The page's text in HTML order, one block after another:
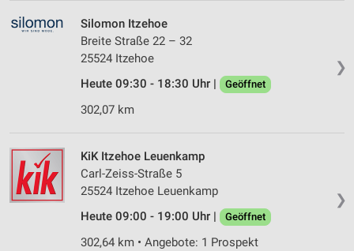
❯
Silomon Itzehoe
Breite Straße 22 – 32
25524 Itzehoe
Heute 09:30 - 18:30 Uhr |
Geöffnet
302,07 km
❯
KiK Itzehoe Leuenkamp
Carl-Zeiss-Straße 5
25524 Itzehoe Leuenkamp
Heute 09:00 - 19:00 Uhr |
Geöffnet
302,64 km • Angebote: 1 Prospekt